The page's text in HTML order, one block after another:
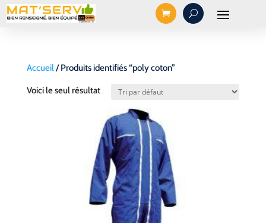
Accueil/ Produits identifiés “poly coton”
Voici le seul résultat